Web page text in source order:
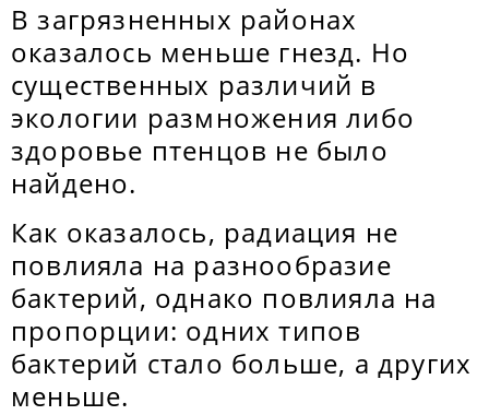
В загрязненных районах
оказалось меньше гнезд. Но
существенных различий в
экологии размножения либо
здоровье птенцов не было
найдено.
Как оказалось, радиация не
повлияла на разнообразие
бактерий, однако повлияла на
пропорции: одних типов
бактерий стало больше, а других
меньше.